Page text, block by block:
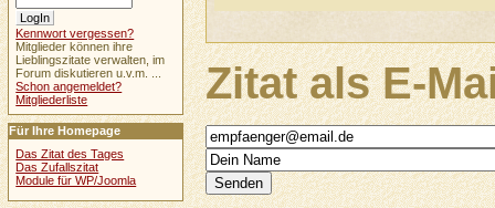
Zitat als E-
Kennwort vergessen?
Mitglieder können ihre
Lieblingszitate verwalten, im
Forum diskutieren u.v.m. ...
Schon angemeldet?
Mitgliederliste
Für Ihre Homepage
Das Zitat des Tages
Das Zufallszitat
Module für WP/Joomla